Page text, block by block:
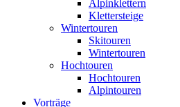
Alpinklettern
Klettersteige
Wintertouren
Skitouren
Wintertouren
Hochtouren
Hochtouren
Alpintouren
Vorträge